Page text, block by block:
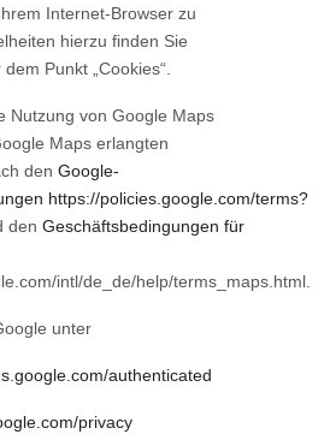
Internet-Browser zu
hierzu finden Sie
Punkt „Cookies“.
Nutzung von Google Maps
Maps erlangten
den Google-
https://policies.google.com/terms?
den Geschäftsbedingungen für
intl/de_de/help/terms_maps.html.
unter
authenticated
privacy